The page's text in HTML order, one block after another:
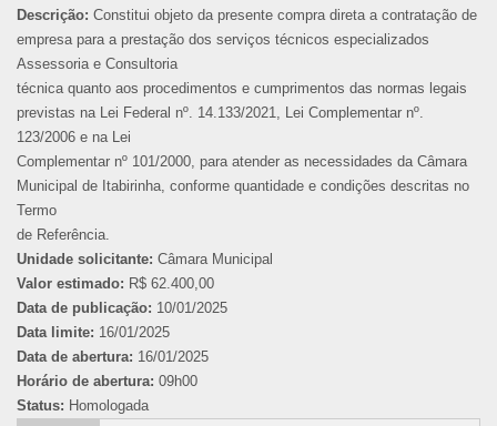
Descrição: Constitui objeto da presente compra direta a contratação de
empresa para a prestação dos serviços técnicos especializados
Assessoria e Consultoria
técnica quanto aos procedimentos e cumprimentos das normas legais
previstas na Lei Federal nº. 14.133/2021, Lei Complementar nº.
123/2006 e na Lei
Complementar nº 101/2000, para atender as necessidades da Câmara
Municipal de Itabirinha, conforme quantidade e condições descritas no
Termo
de Referência.
Unidade solicitante: Câmara Municipal
Valor estimado: R$ 62.400,00
Data de publicação: 10/01/2025
Data limite: 16/01/2025
Data de abertura: 16/01/2025
Horário de abertura: 09h00
Status: Homologada